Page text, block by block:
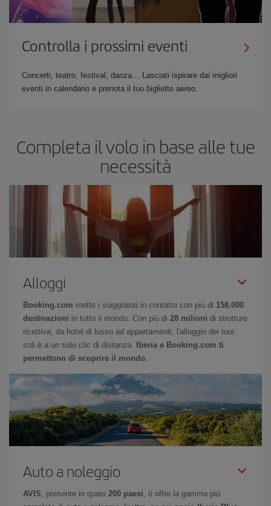
Controlla i prossimi eventi
Concerti, teatro, festival, danza… Lasciati ispirare dai migliori
eventi in calendario e prenota il tuo biglietto aereo.
Completa il volo in base alle tue
necessità
Alloggi
Booking.com mette i viaggiatori in contatto con più di 158.000
destinazioni in tutto il mondo. Con più di 28 milioni di strutture
ricettiva, da hotel di lusso ad appartamenti, l'alloggio dei tuoi
soli è a un solo clic di distanza.
Iberia e Booking.com ti
permettono di scoprire il mondo.
Auto a noleggio
AVIS , presente in quasi 200 paesi , ti offre la gamma più